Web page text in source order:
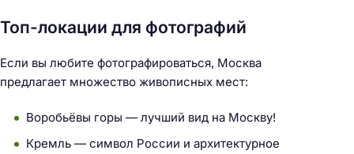
Топ-локации для фотографий
Если вы любите фотографироваться, Москва
предлагает множество живописных мест:
Воробьёвы горы — лучший вид на Москву!
Кремль — символ России и архитектурное